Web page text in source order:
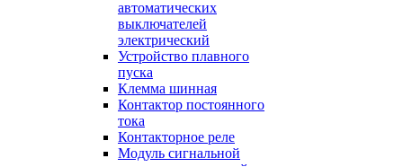
автоматических
выключателей
электрический
Устройство плавного
пуска
Клемма шинная
Контактор постоянного
тока
Контакторное реле
Модуль сигнальной